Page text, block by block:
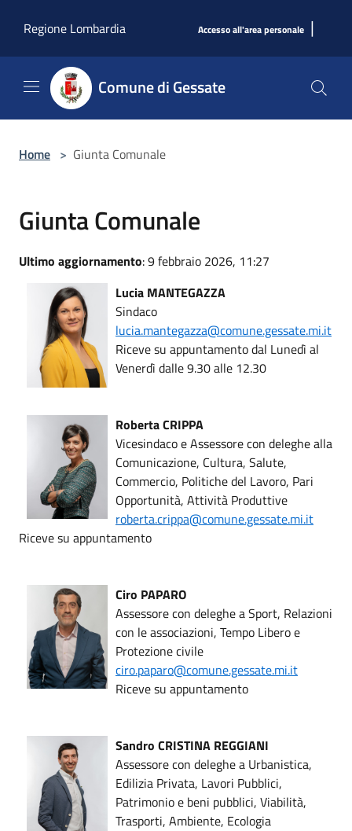
Regione Lombardia
Accesso all'area personale |
Comune di Gessate
Home > Giunta Comunale
Giunta Comunale
Ultimo aggiornamento: 9 febbraio 2026, 11:27
Lucia MANTEGAZZA
Sindaco
lucia.mantegazza@comune.gessate.mi.it
Riceve su appuntamento dal Lunedì al
Venerdì dalle 9.30 alle 12.30
Roberta CRIPPA
Vicesindaco e Assessore con deleghe alla
Comunicazione, Cultura, Salute,
Commercio, Politiche del Lavoro, Pari
Opportunità, Attività Produttive
roberta.crippa@comune.gessate.mi.it
Riceve su appuntamento
Ciro PAPARO
Assessore con deleghe a Sport, Relazioni
con le associazioni, Tempo Libero e
Protezione civile
ciro.paparo@comune.gessate.mi.it
Riceve su appuntamento
Sandro CRISTINA REGGIANI
Assessore con deleghe a Urbanistica,
Edilizia Privata, Lavori Pubblici,
Patrimonio e beni pubblici, Viabilità,
Trasporti, Ambiente, Ecologia